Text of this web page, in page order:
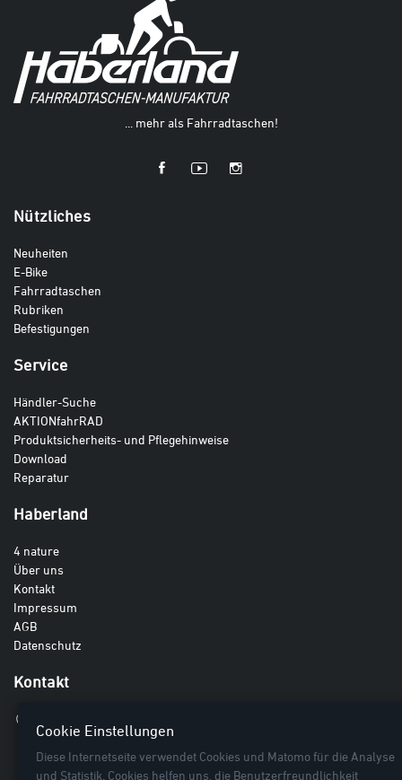
... mehr als Fahrradtaschen!
Nützliches
Neuheiten
E-Bike
Fahrradtaschen
Rubriken
Befestigungen
Service
Händler-Suche
AKTIONfahrRAD
Produktsicherheits- und Pflegehinweise
Download
Reparatur
Haberland
4 nature
Über uns
Kontakt
Impressum
AGB
Datenschutz
Kontakt
Cookie Einstellungen
Diese Internetseite verwendet Cookies und Matomo für die Analyse
und Statistik. Cookies helfen uns, die Benutzerfreundlichkeit